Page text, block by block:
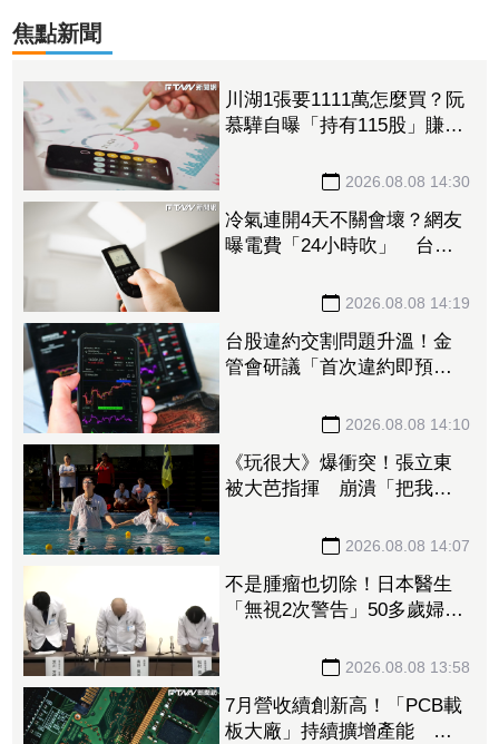
焦點新聞
川湖1張要1111萬怎麼買？阮
慕驊自曝「持有115股」賺近
2026.08.08 14:30
冷氣連開4天不關會壞？網友
曝電費「24小時吹」 台電
2026.08.08 14:19
台股違約交割問題升溫！金
管會研議「首次違約即預收
2026.08.08 14:10
《玩很大》爆衝突！張立東
被大芭指揮 崩潰「把我當
2026.08.08 14:07
不是腫瘤也切除！日本醫生
「無視2次警告」50多歲婦四
2026.08.08 13:58
7月營收續創新高！「PCB載
板大廠」持續擴增產能 高